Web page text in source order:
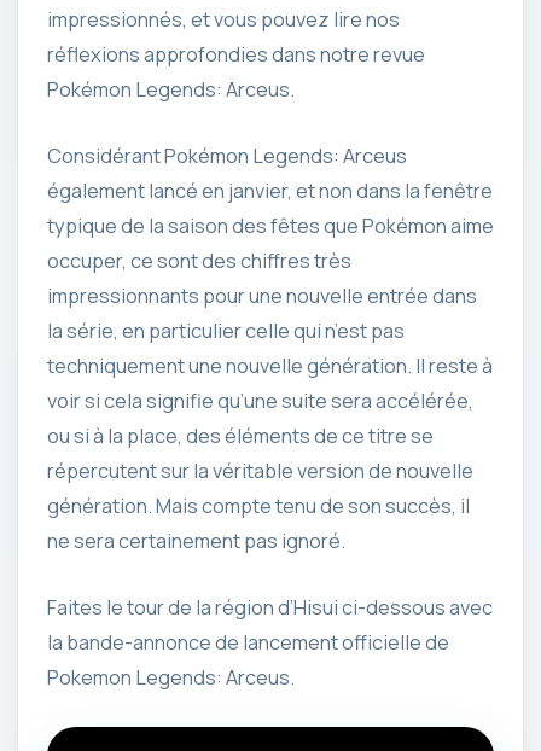
impressionnés, et vous pouvez lire nos
réflexions approfondies dans notre revue
Pokémon Legends: Arceus.
Considérant Pokémon Legends: Arceus
également lancé en janvier, et non dans la fenêtre
typique de la saison des fêtes que Pokémon aime
occuper, ce sont des chiffres très
impressionnants pour une nouvelle entrée dans
la série, en particulier celle qui n’est pas
techniquement une nouvelle génération. Il reste à
voir si cela signifie qu’une suite sera accélérée,
ou si à la place, des éléments de ce titre se
répercutent sur la véritable version de nouvelle
génération. Mais compte tenu de son succès, il
ne sera certainement pas ignoré.
Faites le tour de la région d’Hisui ci-dessous avec
la bande-annonce de lancement officielle de
Pokemon Legends: Arceus.